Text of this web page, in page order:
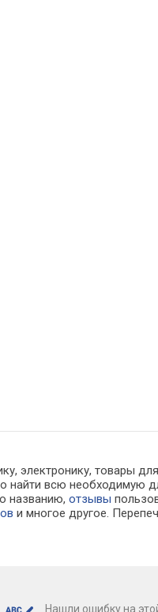
электронику, товары
найти всю
названию,отзывы
и многое другое.
Нашли ошибку на